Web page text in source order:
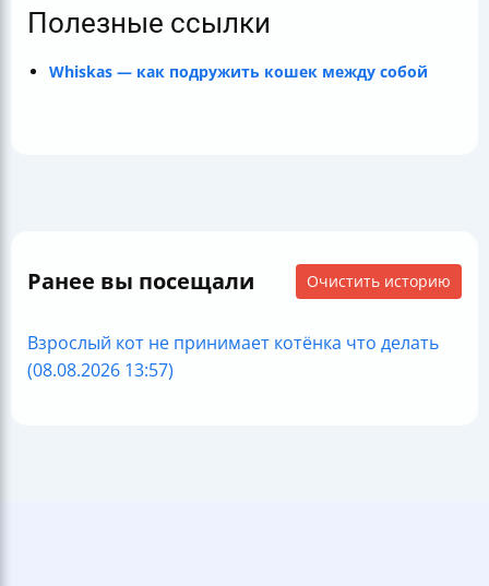
Полезные ссылки
Whiskas — как подружить кошек между собой
Ранее вы посещали Очистить историю
Взрослый кот не принимает котёнка что делать
(08.08.2026 13:57)